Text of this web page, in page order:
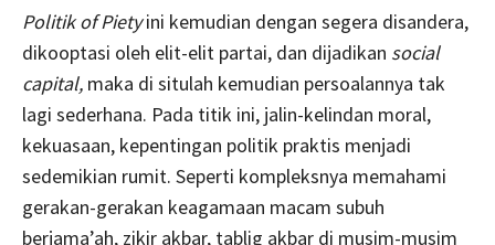
Politik of Pietyini kemudian dengan segera disandera,
dikooptasi oleh elit-elit partai, dan dijadikan social
capital, maka di situlah kemudian persoalannya tak
lagi sederhana. Pada titik ini, jalin-kelindan moral,
kekuasaan, kepentingan politik praktis menjadi
sedemikian rumit. Seperti kompleksnya memahami
gerakan-gerakan keagamaan macam subuh
berjama’ah, zikir akbar, tablig akbar di musim-musim